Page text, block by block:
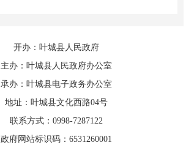
开办：叶城县人民政府
主办：叶城县人民政府办公室
承办：叶城县电子政务办公室
地址：叶城县文化西路04号
联系方式：0998-7287122
政府网站标识码：6531260001